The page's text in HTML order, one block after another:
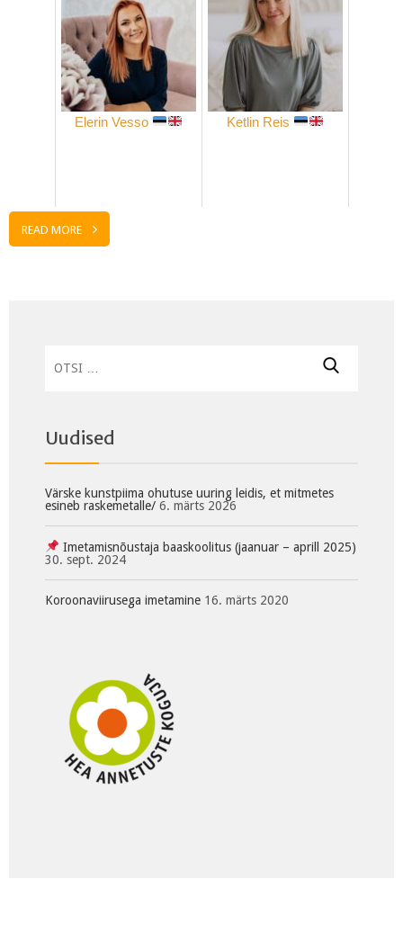
Elerin Vesso Ketlin Reis
READ MORE
Uudised
Värske kunstpiima ohutuse uuring leidis, et mitmetes
esineb raskemetalle/ 6. märts 2026
Imetamisnõustaja baaskoolitus (jaanuar – aprill 2025)
30. sept. 2024
Koroonaviirusega imetamine 16. märts 2020